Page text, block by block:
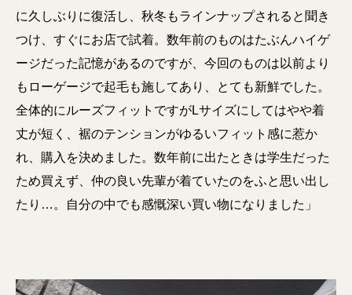
に久しぶりに復活し、秋冬もラインナップされると聞き
つけ、すぐにお店で試着。数年前のものはたぶんハイゲ
ージだった記憶があるのですが、今回のものは以前より
もローゲージで起毛も施してあり、とても新鮮でした。
全体的にルーズフィットですがLサイズにしてはやや着
丈が短く、裾のテンションがゆるいフィット感に惹か
れ、購入を決めました。数年前に出たときは学生だった
ため買えず、仲の良い先輩が着ていたのをふと思い出し
たり…。自分の中でも感慨深い買い物になりました」